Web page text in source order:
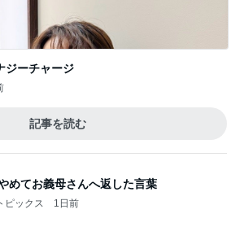
ジーチャージ
記事を読む
めてお義母さんへ返した言葉
ピックス 1日前